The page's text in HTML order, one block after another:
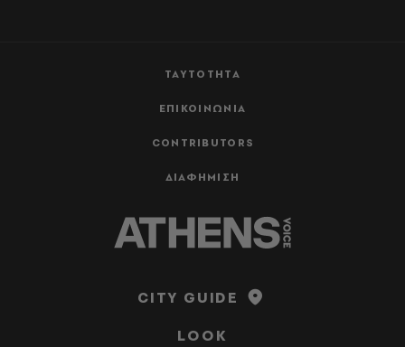
ΤΑΥΤΟΤΗΤΑ
ΕΠΙΚΟΙΝΩΝΙΑ
CONTRIBUTORS
ΔΙΑΦΗΜΙΣΗ
CITY GUIDE
LOOK